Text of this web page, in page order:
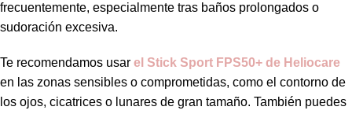
frecuentemente, especialmente tras baños prolongados o
sudoración excesiva.
Te recomendamos usar el Stick Sport FPS50+ de Heliocare
en las zonas sensibles o comprometidas, como el contorno de
los ojos, cicatrices o lunares de gran tamaño. También puedes